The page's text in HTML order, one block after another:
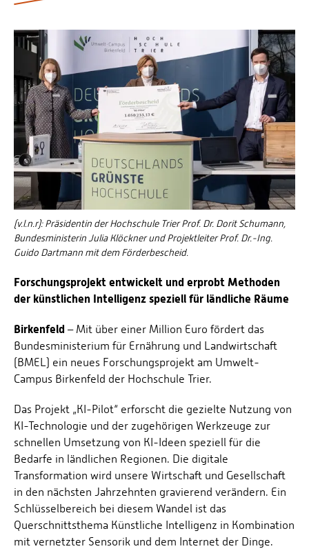
Schwerbehindertenvertretungen
Informationssicherheit
Personalentwicklung
Personensuche
(v.l.n.r): Präsidentin der Hochschule Trier Prof. Dr. Dorit Schumann,
Bundesministerin Julia Klöckner und Projektleiter Prof. Dr.-Ing.
Guido Dartmann mit dem Förderbescheid.
Forschungsprojekt entwickelt und erprobt Methoden
der künstlichen Intelligenz speziell für ländliche Räume
Birkenfeld – Mit über einer Million Euro fördert das
Bundesministerium für Ernährung und Landwirtschaft
(BMEL) ein neues Forschungsprojekt am Umwelt-
Campus Birkenfeld der Hochschule Trier.
Das Projekt „KI-Pilot“ erforscht die gezielte Nutzung von
KI-Technologie und der zugehörigen Werkzeuge zur
schnellen Umsetzung von KI-Ideen speziell für die
Bedarfe in ländlichen Regionen. Die digitale
Transformation wird unsere Wirtschaft und Gesellschaft
in den nächsten Jahrzehnten gravierend verändern. Ein
Schlüsselbereich bei diesem Wandel ist das
Querschnittsthema Künstliche Intelligenz in Kombination
mit vernetzter Sensorik und dem Internet der Dinge.